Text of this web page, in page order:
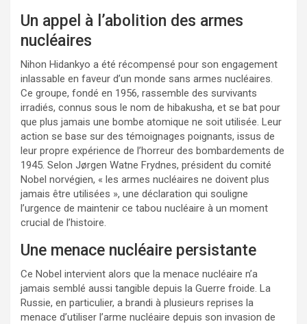
Un appel à l’abolition des armes
nucléaires
Nihon Hidankyo a été récompensé pour son engagement
inlassable en faveur d’un monde sans armes nucléaires.
Ce groupe, fondé en 1956, rassemble des survivants
irradiés, connus sous le nom de hibakusha, et se bat pour
que plus jamais une bombe atomique ne soit utilisée. Leur
action se base sur des témoignages poignants, issus de
leur propre expérience de l’horreur des bombardements de
1945. Selon Jørgen Watne Frydnes, président du comité
Nobel norvégien, « les armes nucléaires ne doivent plus
jamais être utilisées », une déclaration qui souligne
l’urgence de maintenir ce tabou nucléaire à un moment
crucial de l’histoire.
Une menace nucléaire persistante
Ce Nobel intervient alors que la menace nucléaire n’a
jamais semblé aussi tangible depuis la Guerre froide. La
Russie, en particulier, a brandi à plusieurs reprises la
menace d’utiliser l’arme nucléaire depuis son invasion de